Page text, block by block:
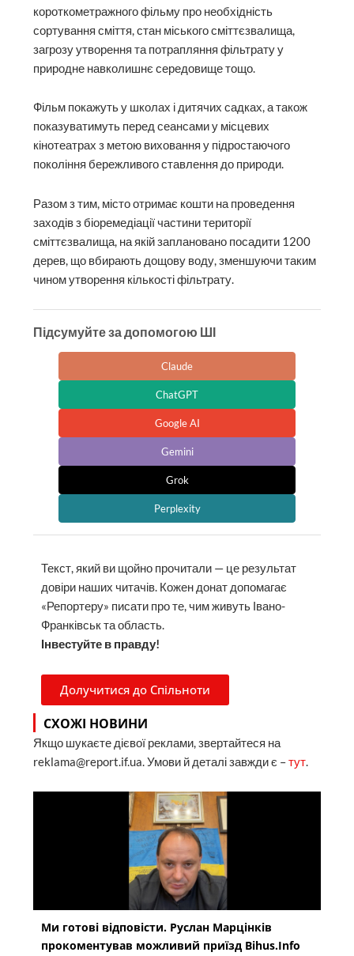
короткометражного фільму про необхідність
сортування сміття, стан міського сміттєзвалища,
загрозу утворення та потрапляння фільтрату у
природне навколишнє середовище тощо.
Фільм покажуть у школах і дитячих садках, а також
показуватимуть перед сеансами у місцевих
кінотеатрах з метою виховання у підростаючого
покоління бережливого ставлення до природи.
Разом з тим, місто отримає кошти на проведення
заходів з біоремедіації частини території
сміттєзвалища, на якій заплановано посадити 1200
дерев, що вбирають дощову воду, зменшуючи таким
чином утворення кількості фільтрату.
Підсумуйте за допомогою ШІ
Claude
ChatGPT
Google AI
Gemini
Grok
Perplexity
Текст, який ви щойно прочитали — це результат
довіри наших читачів. Кожен донат допомагає
«Репортеру» писати про те, чим живуть Івано-
Франківськ та область.
Інвестуйте в правду!
Долучитися до Спільноти
СХОЖІ НОВИНИ
Якщо шукаєте дієвої реклами, звертайтеся на
reklama@report.if.ua. Умови й деталі завжди є –тут.
Ми готові відповісти. Руслан Марцінків
прокоментував можливий приїзд Bihus.Info